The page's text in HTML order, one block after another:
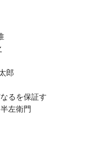
るを保証す
衛門